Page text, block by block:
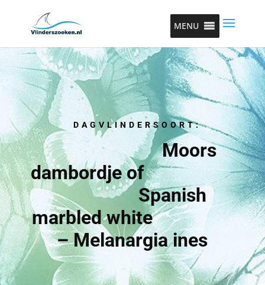
MENU
DAGVLINDERSOORT:
Moors
dambordje of
Spanish
marbled white
– Melanargia ines